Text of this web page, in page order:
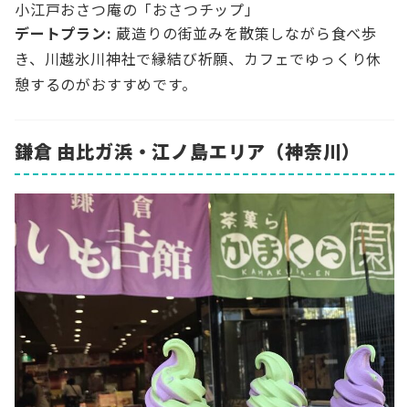
小江戸おさつ庵の「おさつチップ」
デートプラン: 蔵造りの街並みを散策しながら食べ歩
き、川越氷川神社で縁結び祈願、カフェでゆっくり休
憩するのがおすすめです。
鎌倉 由比ガ浜・江ノ島エリア（神奈川）